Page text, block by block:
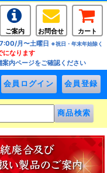
ご案内 お問合せ
カート
月〜土曜日 ※祝日・年末年始除く
になります
内ページをご確認ください